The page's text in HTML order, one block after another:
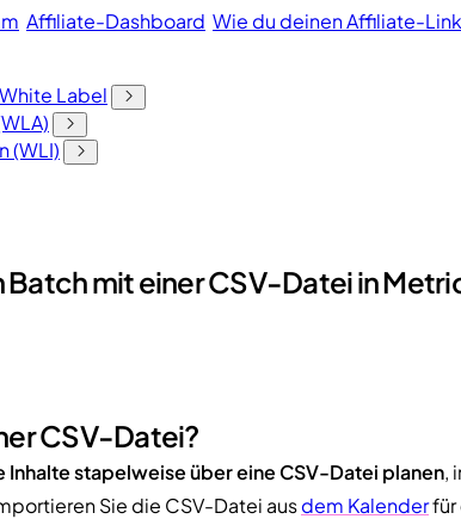
Affiliate-Dashboard Wie du deinen Affiliate-
Label
(WLI)
Batch mit einer CSV-Datei in
CSV-Datei?
Inhalte stapelweise über eine CSV-Datei planen,
Sie die CSV-Datei ausdem Kalenderfür